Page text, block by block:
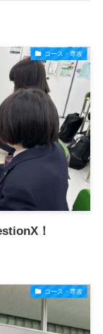
コース・専攻
！
コース・専攻